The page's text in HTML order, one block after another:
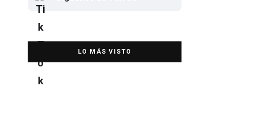
DESTACADA
para despedirse en el Estadio
Banorte